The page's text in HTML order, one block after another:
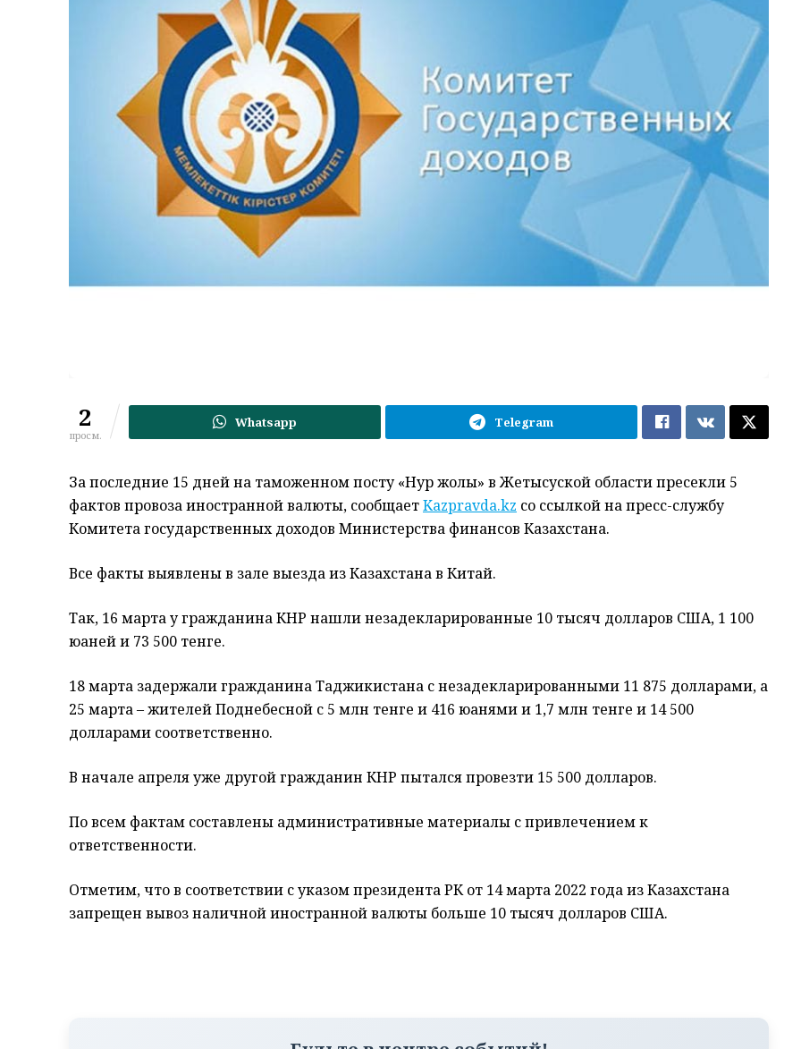
2
просм.
Whatsapp Telegram
За последние 15 дней на таможенном посту «Нур жолы» в Жетысуской области пресекли 5
фактов провоза иностранной валюты, сообщаетKazpravda.kz со ссылкой на пресс-службу
Комитета государственных доходов Министерства финансов Казахстана.
Все факты выявлены в зале выезда из Казахстана в Китай.
Так, 16 марта у гражданина КНР нашли незадекларированные 10 тысяч долларов США, 1 100
юаней и 73 500 тенге.
18 марта задержали гражданина Таджикистана с незадекларированными 11 875 долларами, а
25 марта – жителей Поднебесной с 5 млн тенге и 416 юанями и 1,7 млн тенге и 14 500
долларами соответственно.
В начале апреля уже другой гражданин КНР пытался провезти 15 500 долларов.
По всем фактам составлены административные материалы с привлечением к
ответственности.
Отметим, что в соответствии с указом президента РК от 14 марта 2022 года из Казахстана
запрещен вывоз наличной иностранной валюты больше 10 тысяч долларов США.